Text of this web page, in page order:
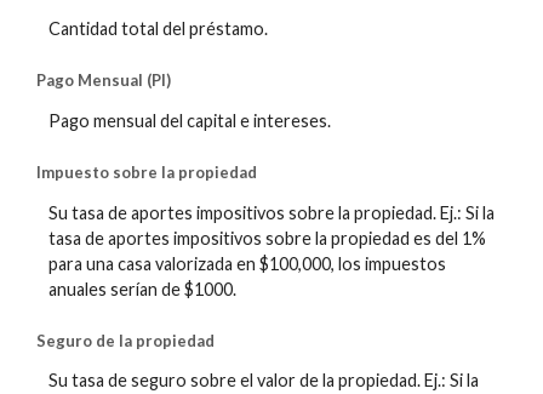
Cantidad total del préstamo.
Pago Mensual (PI)
Pago mensual del capital e intereses.
Impuesto sobre la propiedad
Su tasa de aportes impositivos sobre la propiedad. Ej.: Si la
tasa de aportes impositivos sobre la propiedad es del 1%
para una casa valorizada en $100,000, los impuestos
anuales serían de $1000.
Seguro de la propiedad
Su tasa de seguro sobre el valor de la propiedad. Ej.: Si la